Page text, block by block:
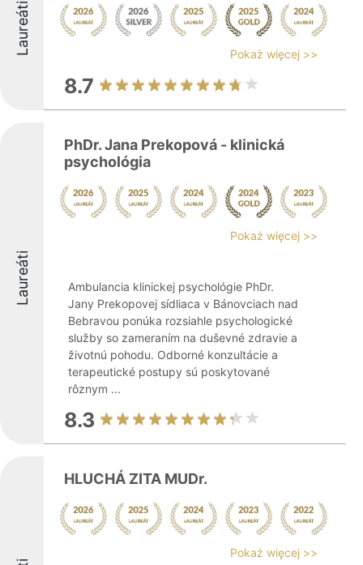
Laureáti Pokaż więcej >>
8.7
Laureáti
PhDr. Jana Prekopová - klinická
psychológia
Pokaż więcej >>
Ambulancia klinickej psychológie PhDr.
Jany Prekopovej sídliaca v Bánovciach nad
Bebravou ponúka rozsiahle psychologické
služby so zameraním na duševné zdravie a
životnú pohodu. Odborné konzultácie a
terapeutické postupy sú poskytované
rôznym ...
8.3
HLUCHÁ ZITA MUDr.
Pokaż więcej >>